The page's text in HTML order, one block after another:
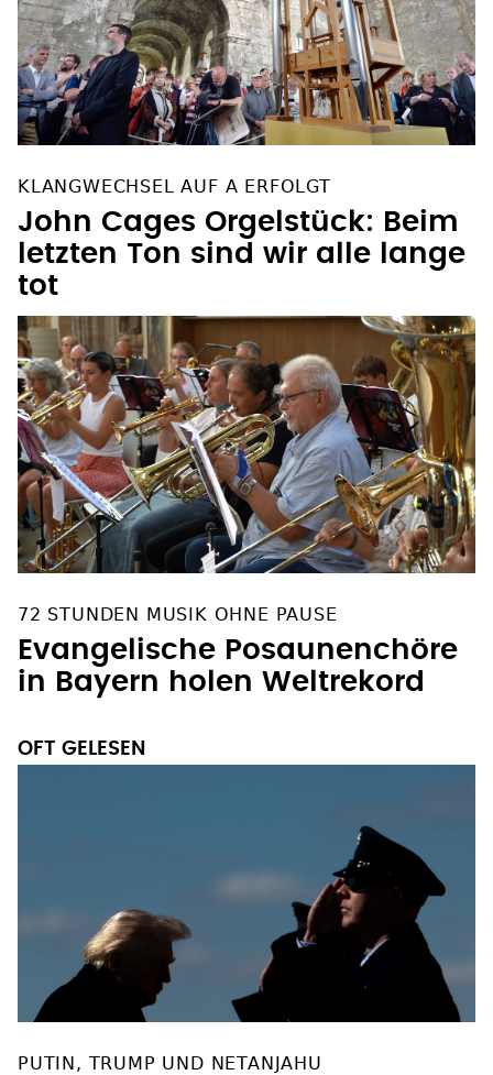
KLANGWECHSEL AUF A ERFOLGT
John Cages Orgelstück: Beim
letzten Ton sind wir alle lange
tot
72 STUNDEN MUSIK OHNE PAUSE
Evangelische Posaunenchöre
in Bayern holen Weltrekord
OFT GELESEN
PUTIN, TRUMP UND NETANJAHU